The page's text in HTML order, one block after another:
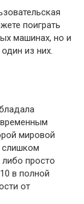
поиграть
машинах, но и
из них.
мировой
просто
в полной
от